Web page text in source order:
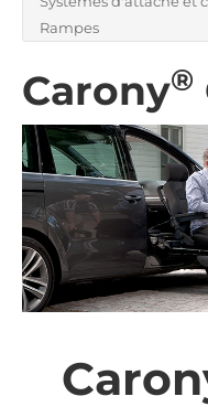
Rampes
Carony®